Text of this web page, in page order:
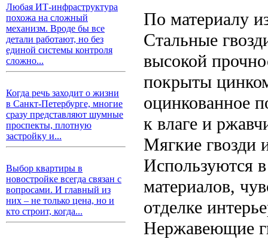
Любая ИТ-инфраструктура
похожа на сложный
механизм. Вроде бы все
детали работают, но без
единой системы контроля
сложно...
Когда речь заходит о жизни
в Санкт-Петербурге, многие
сразу представляют шумные
проспекты, плотную
застройку и...
Выбор квартиры в
новостройке всегда связан с
вопросами. И главный из
них – не только цена, но и
кто строит, когда...
По материалу
Стальные
высокой
покрыты
оцинкованное
к влаге и
Мягкие гвозди
Используются
материалов,
отделке
Нержавеющие